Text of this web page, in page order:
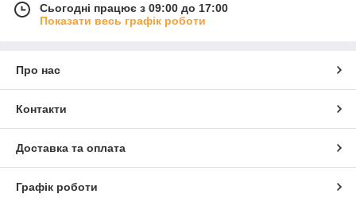
Сьогодні працює з 09:00 до 17:00
Показати весь графік роботи
Про нас
Контакти
Доставка та оплата
Графік роботи